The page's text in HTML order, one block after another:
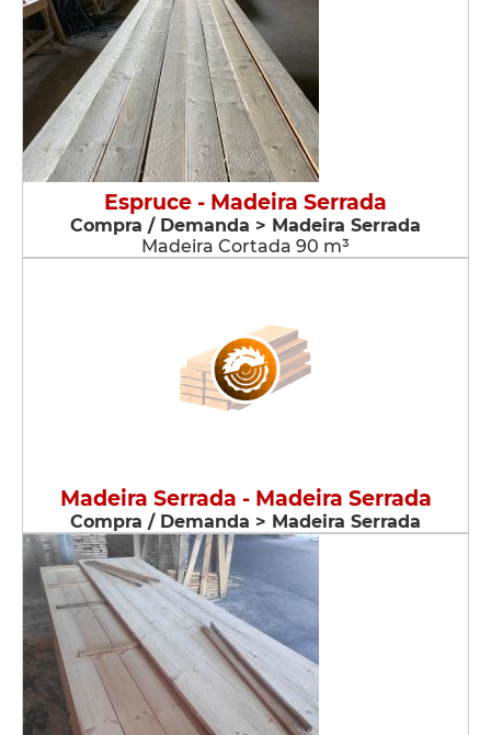
Espruce - Madeira Serrada
Compra / Demanda > Madeira Serrada
Madeira Cortada 90 m³
Madeira Serrada - Madeira Serrada
Compra / Demanda > Madeira Serrada